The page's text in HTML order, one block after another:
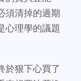
須清掉的過期
心理學的議題
於狠下心買了